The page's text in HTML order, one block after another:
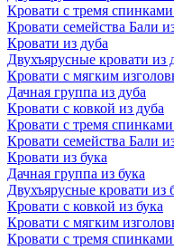
Кровати с тремя
Кровати семейства Бали
Кровати из дуба
Двухъярусные кровати из
Кровати с мягким
Дачная группа из дуба
Кровати с ковкой из дуба
Кровати с тремя спинками
Кровати семейства Бали
Кровати из бука
Дачная группа из бука
Двухъярусные кровати из
Кровати с ковкой из бука
Кровати с мягким
Кровати с тремя спинками